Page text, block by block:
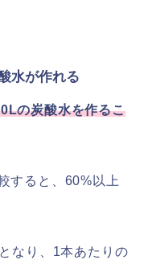
水が作れる
の炭酸水を作るこ
すると、60%以上
なり、1本あたりの